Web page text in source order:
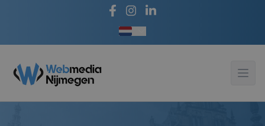
Taal kiezen
Webmedia - Nijmegen